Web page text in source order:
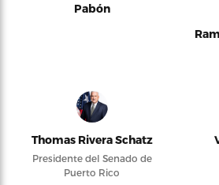
Pabón
Thomas Rivera Schatz
Presidente del Senado de
Puerto Rico